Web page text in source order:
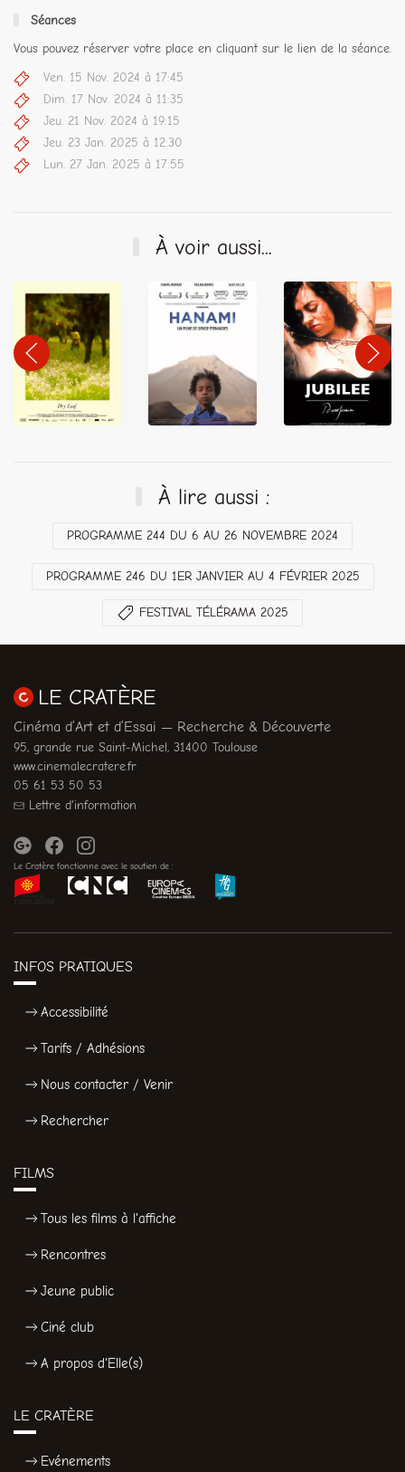
Séances
Vous pouvez réserver votre place en cliquant sur le lien de la séance.
Ven. 15 Nov. 2024 à 17:45
Dim. 17 Nov. 2024 à 11:35
Jeu. 21 Nov. 2024 à 19:15
Jeu. 23 Jan. 2025 à 12:30
Lun. 27 Jan. 2025 à 17:55
À voir aussi...
À lire aussi :
PROGRAMME 244 DU 6 AU 26 NOVEMBRE 2024
PROGRAMME 246 DU 1ER JANVIER AU 4 FÉVRIER 2025
FESTIVAL TÉLÉRAMA 2025
LE CRATÈRE
Cinéma d’Art et d’Essai — Recherche & Découverte
95, grande rue Saint-Michel, 31400 Toulouse
www.cinemalecratere.fr
05 61 53 50 53
Lettre d'information
Le Cratère fonctionne avec le soutien de :
INFOS PRATIQUES
Accessibilité
Tarifs / Adhésions
Nous contacter / Venir
Rechercher
FILMS
Tous les films à l'affiche
Rencontres
Jeune public
Ciné club
A propos d'Elle(s)
LE CRATÈRE
Evénements